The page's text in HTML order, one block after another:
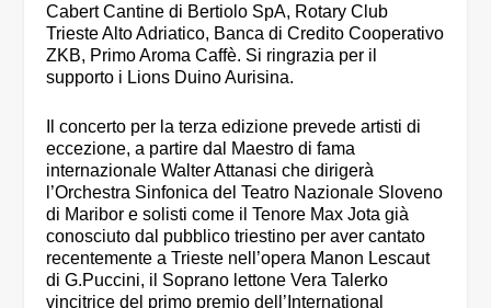
Cabert Cantine di Bertiolo SpA, Rotary Club
Trieste Alto Adriatico, Banca di Credito Cooperativo
ZKB, Primo Aroma Caffè. Si ringrazia per il
supporto i Lions Duino Aurisina.
Il concerto per la terza edizione prevede artisti di
eccezione, a partire dal Maestro di fama
internazionale Walter Attanasi che dirigerà
l’Orchestra Sinfonica del Teatro Nazionale Sloveno
di Maribor e solisti come il Tenore Max Jota già
conosciuto dal pubblico triestino per aver cantato
recentemente a Trieste nell’opera Manon Lescaut
di G.Puccini, il Soprano lettone Vera Talerko
vincitrice del primo premio dell’International